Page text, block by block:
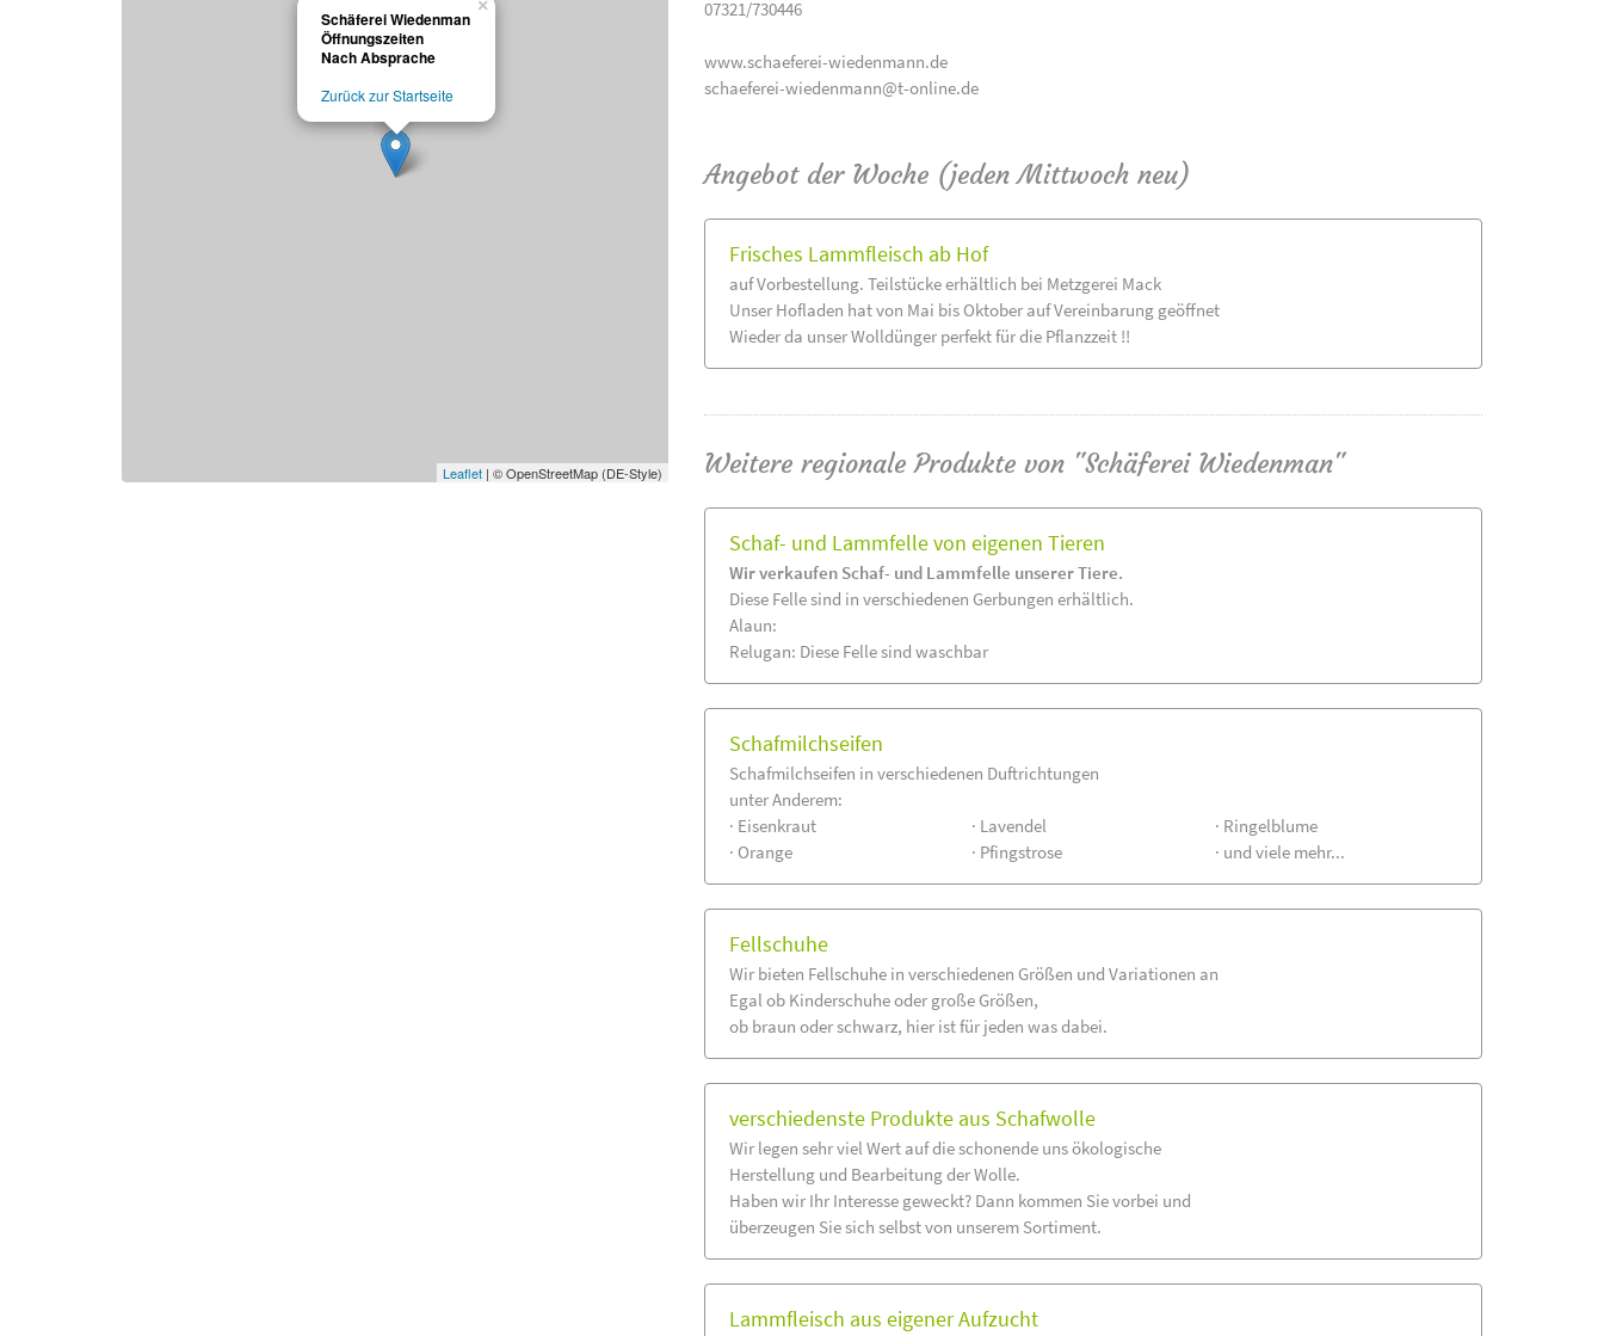
×
Schäferei Wiedenman
Öffnungszeiten
Nach Absprache
Zurück zur Startseite
Leaflet| © OpenStreetMap (DE-Style)
07321/730446
www.schaeferei-wiedenmann.de
schaeferei-wiedenmann@t-online.de
Angebot der Woche (jeden Mittwoch neu)
Frisches Lammfleisch ab Hof
auf Vorbestellung. Teilstücke erhältlich bei Metzgerei Mack
Unser Hofladen hat von Mai bis Oktober auf Vereinbarung geöffnet
Wieder da unser Wolldünger perfekt für die Pflanzzeit !!
Weitere regionale Produkte von "Schäferei Wiedenman"
Schaf- und Lammfelle von eigenen Tieren
Wir verkaufen Schaf- und Lammfelle unserer Tiere.
Diese Felle sind in verschiedenen Gerbungen erhältlich.
Alaun:
Relugan: Diese Felle sind waschbar
Schafmilchseifen
Schafmilchseifen in verschiedenen Duftrichtungen
unter Anderem:
· Eisenkraut
· Lavendel
· Ringelblume
· Orange
· Pfingstrose · und viele mehr...
Fellschuhe
Wir bieten Fellschuhe in verschiedenen Größen und Variationen an
Egal ob Kinderschuhe oder große Größen,
ob braun oder schwarz, hier ist für jeden was dabei.
verschiedenste Produkte aus Schafwolle
Wir legen sehr viel Wert auf die schonende uns ökologische
Herstellung und Bearbeitung der Wolle.
Haben wir Ihr Interesse geweckt? Dann kommen Sie vorbei und
überzeugen Sie sich selbst von unserem Sortiment.
Lammfleisch aus eigener Aufzucht